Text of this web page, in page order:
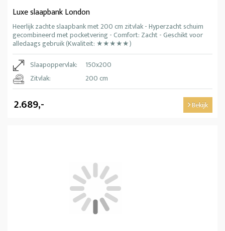
Luxe slaapbank London
Heerlijk zachte slaapbank met 200 cm zitvlak - Hyperzacht schuim
gecombineerd met pocketvering - Comfort: Zacht - Geschikt voor
alledaags gebruik (Kwaliteit: ★★★★★)
Slaapoppervlak:
150x200
Zitvlak:
200 cm
2.689,- Bekijk